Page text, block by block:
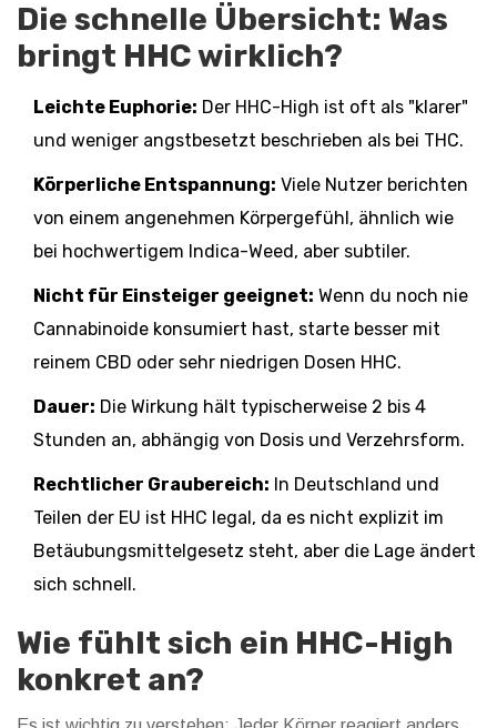
Die schnelle Übersicht: Was
bringt HHC wirklich?
Leichte Euphorie: Der HHC-High ist oft als "klarer"
und weniger angstbesetzt beschrieben als bei THC.
Körperliche Entspannung: Viele Nutzer berichten
von einem angenehmen Körpergefühl, ähnlich wie
bei hochwertigem Indica-Weed, aber subtiler.
Nicht für Einsteiger geeignet: Wenn du noch nie
Cannabinoide konsumiert hast, starte besser mit
reinem CBD oder sehr niedrigen Dosen HHC.
Dauer: Die Wirkung hält typischerweise 2 bis 4
Stunden an, abhängig von Dosis und Verzehrsform.
Rechtlicher Graubereich: In Deutschland und
Teilen der EU ist HHC legal, da es nicht explizit im
Betäubungsmittelgesetz steht, aber die Lage ändert
sich schnell.
Wie fühlt sich ein HHC-High
konkret an?